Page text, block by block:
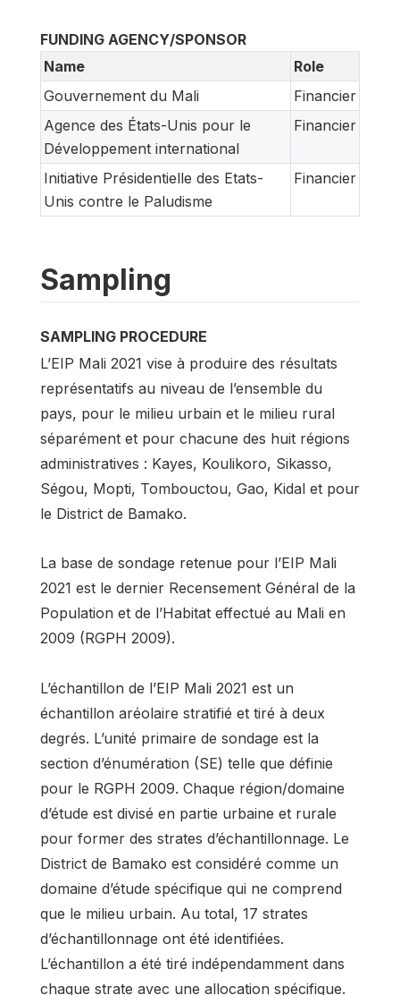
FUNDING AGENCY/SPONSOR
Name
Role
Gouvernement du Mali
Financier
Agence des États-Unis pour le
Développement international
Financier
Initiative Présidentielle des Etats-
Unis contre le Paludisme
Financier
Sampling
SAMPLING PROCEDURE
L’EIP Mali 2021 vise à produire des résultats
représentatifs au niveau de l’ensemble du
pays, pour le milieu urbain et le milieu rural
séparément et pour chacune des huit régions
administratives : Kayes, Koulikoro, Sikasso,
Ségou, Mopti, Tombouctou, Gao, Kidal et pour
le District de Bamako.
La base de sondage retenue pour l’EIP Mali
2021 est le dernier Recensement Général de la
Population et de l’Habitat effectué au Mali en
2009 (RGPH 2009).
L’échantillon de l’EIP Mali 2021 est un
échantillon aréolaire stratifié et tiré à deux
degrés. L’unité primaire de sondage est la
section d’énumération (SE) telle que définie
pour le RGPH 2009. Chaque région/domaine
d’étude est divisé en partie urbaine et rurale
pour former des strates d’échantillonnage. Le
District de Bamako est considéré comme un
domaine d’étude spécifique qui ne comprend
que le milieu urbain. Au total, 17 strates
d’échantillonnage ont été identifiées.
L’échantillon a été tiré indépendamment dans
chaque strate avec une allocation spécifique.